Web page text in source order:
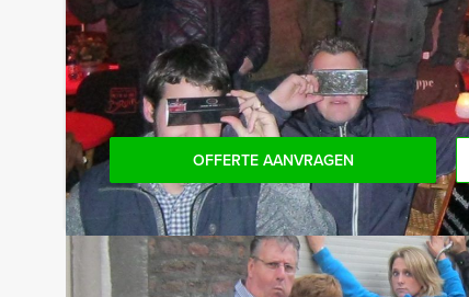
Komt u niet aan het minimale aantal
voor het minimale aantal te betalen, kunt u
dankzij onsmaatwerk
OFFERTE AANVRAGEN